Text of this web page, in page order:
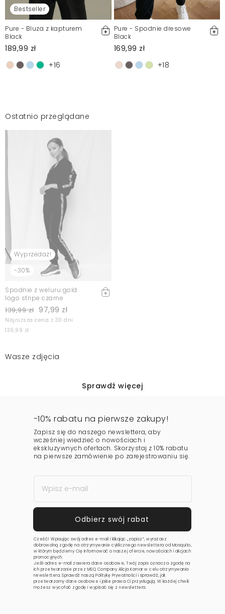
Bestseller
Pure - Bluza z kapturem
Black
189,99 zł
+16
Pure - Spodnie dresowe
Black
169,99 zł
+18
Ostatnio przeglądane
Wyprzedaż!
-30%
Spodnie z weluru gold
logo stripe czarne
139,99 zł 97,99 zł
Najniższa cena z 30 dni
139,99 zł
Wasze zdjęcia
Sprawdź więcej
-10% rabatu na pierwsze zakupy!
Zapisz się do naszego newslettera, aby
wcześniej wiedzieć o nowościach i
ekskluzywnych ofertach. Skorzystaj z 10% rabatu
na pierwsze zamówienie po zarejestrowaniu się.
Cześć! Wpisując swój adres e-mail i klikając „zapisz”, wyrażasz
dobrowolną zgodę na otrzymywanie cyklicznego newslettera od Mosquito,
w którym będziemy Cię informować o naszej ofercie, nowościach i akcjach
promocyjnych.
Jeśli adres e-mail zawiera dane osobowe, Twój zapis oznacza zgodę na
ich przetwarzanie przez MSQ Company Alicja Komar w celu otrzymywania
newslettera. Sprawdź naszą Politykę Prywatnościi sprawdź, jak
przetwarzamy dane osobowe i jakie prawa Ci przysługują. W każdej chwili
możesz wycofać zgodę i wypisać się z newslettera.